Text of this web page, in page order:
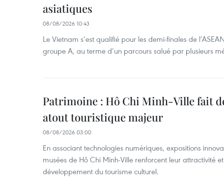
asiatiques
08/08/2026 10:43
Le Vietnam s’est qualifié pour les demi-finales de
groupe A, au terme d’un parcours salué par plusieurs
Patrimoine : Hô Chi Minh-Ville fait
atout touristique majeur
08/08/2026 03:00
En associant technologies numériques, expositions
musées de Hô Chi Minh-Ville renforcent leur attractivité
développement du tourisme culturel.